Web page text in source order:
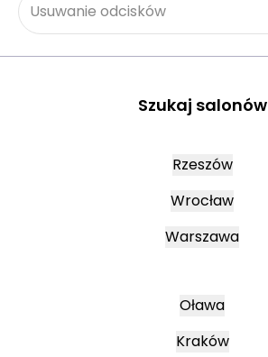
Usuwanie odcisków
Szukaj salonów
Rzeszów
Wrocław
Warszawa
Oława
Kraków